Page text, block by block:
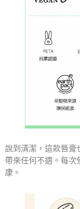
說到清潔，這款唇膏
帶來任何不適。每次
康。